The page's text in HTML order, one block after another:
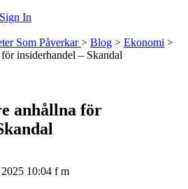
Sign In
Som Påverkar> Blog > Ekonomi >
insiderhandel – Skandal
anhållna för
2025 10:04 f m